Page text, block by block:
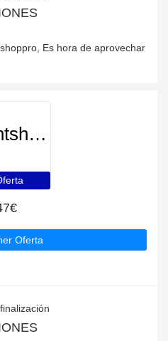
Es hora de aprovechar
Paintshoppro
Oferta